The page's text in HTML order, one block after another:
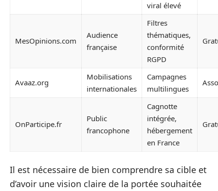
viral élevé
MesOpinions.com
Audience
française
Filtres
thématiques,
conformité
RGPD
Avaaz.org
Mobilisations
internationales
Campagnes
multilingues
OnParticipe.fr
Public
francophone
Cagnotte
intégrée,
hébergement
en France
Il est nécessaire de bien comprendre sa cible et
d’avoir une vision claire de la portée souhaitée